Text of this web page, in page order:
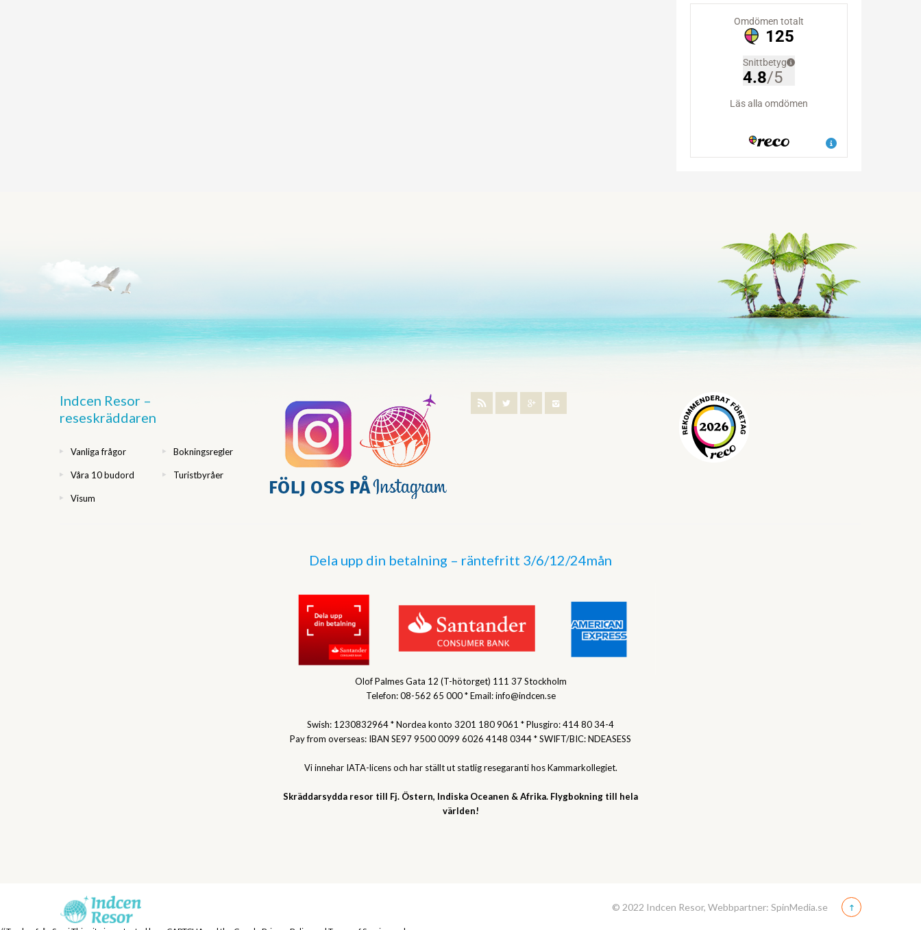
Indcen Resor –
reseskräddaren
Vanliga frågor Bokningsregler
Våra 10 budord Turistbyråer
Visum
Dela upp din betalning – räntefritt 3/6/12/24mån
Olof Palmes Gata 12 (T-hötorget) 111 37 Stockholm
Telefon: 08-562 65 000 * Email: info@indcen.se
Swish: 1230832964 * Nordea konto 3201 180 9061 * Plusgiro: 414 80 34-4
Pay from overseas: IBAN SE97 9500 0099 6026 4148 0344 * SWIFT/BIC: NDEASESS
Vi innehar IATA-licens och har ställt ut statlig resegaranti hos Kammarkollegiet.
Skräddarsydda resor till Fj. Östern, Indiska Oceanen & Afrika. Flygbokning till hela
världen!
© 2022 Indcen Resor, Webbpartner: SpinMedia.se